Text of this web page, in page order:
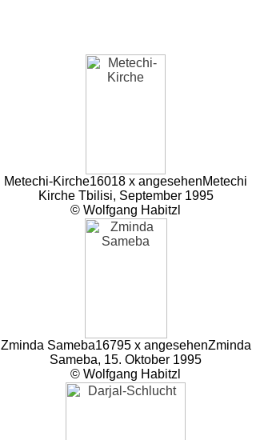
Metechi-Kirche16018 x angesehenMetechi
Kirche Tbilisi, September 1995
© Wolfgang Habitzl
Zminda Sameba16795 x angesehenZminda
Sameba, 15. Oktober 1995
© Wolfgang Habitzl